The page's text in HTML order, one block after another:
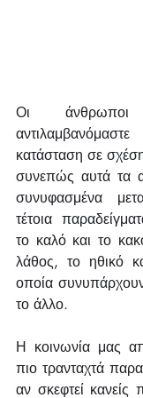
Οι
κατάσταση σε
συνεπώς αυτά τα
συνυφασμένα
τέτοια
το καλό και το
λάθος, το ηθικό
οποία
το άλλο.
Η κοινωνία μας
πιο τρανταχτά
αν σκεφτεί κανείς